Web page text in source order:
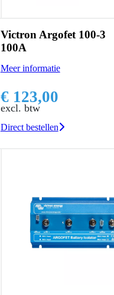
Victron Argofet 100-3
100A
Meer informatie
€ 123,00
excl. btw
Direct bestellen